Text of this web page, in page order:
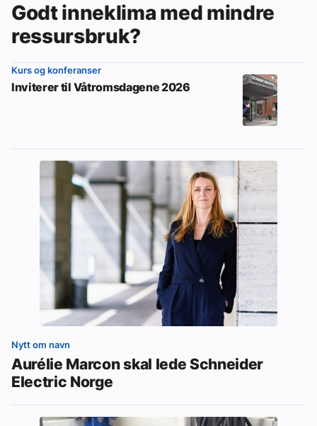
Godt inneklima med mindre
ressursbruk?
Kurs og konferanser
Inviterer til Våtromsdagene 2026
Nytt om navn
Aurélie Marcon skal lede Schneider
Electric Norge